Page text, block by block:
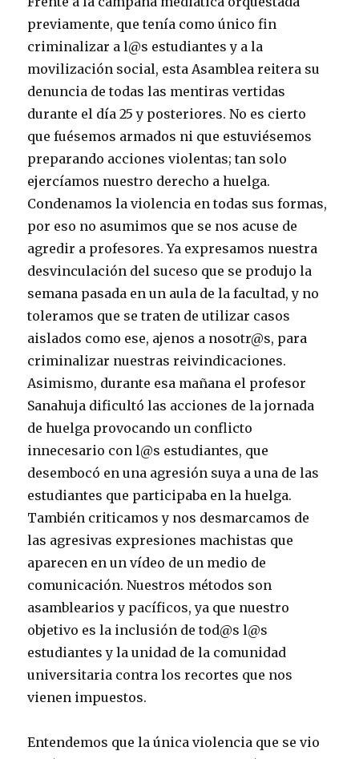
previamente, que tenía como único fin
criminalizar a l@s estudiantes y a la
movilización social, esta Asamblea reitera su
denuncia de todas las mentiras vertidas
durante el día 25 y posteriores. No es cierto
que fuésemos armados ni que estuviésemos
preparando acciones violentas; tan solo
ejercíamos nuestro derecho a huelga.
Condenamos la violencia en todas sus formas,
por eso no asumimos que se nos acuse de
agredir a profesores. Ya expresamos nuestra
desvinculación del suceso que se produjo la
semana pasada en un aula de la facultad, y no
toleramos que se traten de utilizar casos
aislados como ese, ajenos a nosotr@s, para
criminalizar nuestras reivindicaciones.
Asimismo, durante esa mañana el profesor
Sanahuja dificultó las acciones de la jornada
de huelga provocando un conflicto
innecesario con l@s estudiantes, que
desembocó en una agresión suya a una de las
estudiantes que participaba en la huelga.
También criticamos y nos desmarcamos de
las agresivas expresiones machistas que
aparecen en un vídeo de un medio de
comunicación. Nuestros métodos son
asamblearios y pacíficos, ya que nuestro
objetivo es la inclusión de tod@s l@s
estudiantes y la unidad de la comunidad
universitaria contra los recortes que nos
vienen impuestos.
Entendemos que la única violencia que se vio